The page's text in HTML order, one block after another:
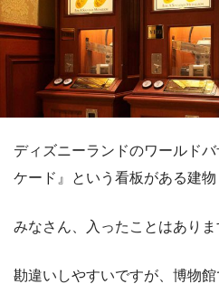
ディズニーランドのワールド
ケード』という看板がある建物
みなさん、入ったことはありま
勘違いしやすいですが、博物館